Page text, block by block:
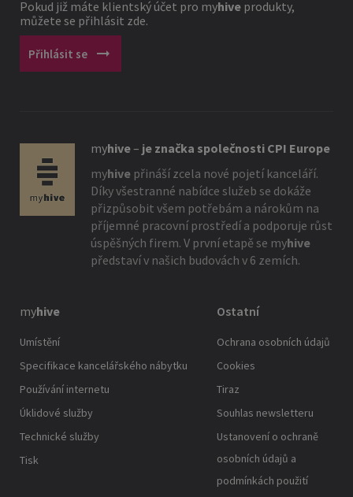
Pokud již máte klientský účet pro myhive produkty,
můžete se přihlásit zde.
Přihlásit se arrow_right_alt
myhive– je značka společnosti CPI Europe
myhive přináší zcela nové pojetí kanceláří.
Díky všestranné nabídce služeb se dokáže
přizpůsobit všem potřebám a nárokům na
příjemné pracovní prostředí a podporuje růst
úspěšných firem. V první etapě se myhive
představí v našich budovách v 6 zemích.
myhive
Umístění
Specifikace kancelářského nábytku
Používání internetu
Úklidové služby
Technické služby
Tisk
Ostatní
Ochrana osobních údajů
Cookies
Tiraz
Souhlas newsletteru
Ustanovení o ochraně
osobních údajů a
podmínkách použití